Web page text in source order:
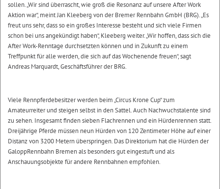
sollen. „Wir sind überrascht, wie groß die Resonanz auf unsere After Work
Aktion war“, meint Jan Kleeberg von der Bremer Rennbahn GmbH (BRG). „Es
freut uns sehr, dass so ein großes Interesse besteht und sich viele Firmen
schon bei uns angekündigt haben“, Kleeberg weiter. „Wir hoffen, dass sich die
After Work-Renntage durchsetzten können und in Zukunft zu einem
Treffpunkt für alle werden, die sich auf das Wochenende freuen“, sagt
Andreas Marquardt, Geschäftsführer der BRG.
Viele Rennpferdebesitzer werden beim „Circus Krone Cup“ zum
Amateurreiter und steigen selbst in den Sattel. Auch Nachwuchstalente sind
zu sehen. Insgesamt finden sieben Flachrennen und ein Hürdenrennen statt.
Dreijährige Pferde müssen neun Hürden von 120 Zentimeter Höhe auf einer
Distanz von 3200 Metern überspringen. Das Direktorium hat die Hürden der
GaloppRennbahn Bremen als besonders gut eingestuft und als
Anschauungsobjekte für andere Rennbahnen empfohlen.